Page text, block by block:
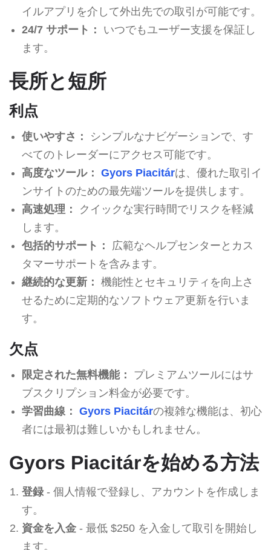
イルアプリを介して外出先での取引が可能です。
24/7 サポート：
いつでもユーザー支援を保証し
ます。
長所と短所
利点
使いやすさ：
シンプルなナビゲーションで、す
べてのトレーダーにアクセス可能です。
高度なツール： Gyors Piacitárは、優れた取引イ
ンサイトのための最先端ツールを提供します。
高速処理：
クイックな実行時間でリスクを軽減
します。
包括的サポート：
広範なヘルプセンターとカス
タマーサポートを含みます。
継続的な更新： 機能性とセキュリティを向上さ
せるために定期的なソフトウェア更新を行いま
す。
欠点
限定された無料機能：
プレミアムツールにはサ
ブスクリプション料金が必要です。
学習曲線： Gyors Piacitárの複雑な機能は、初心
者には最初は難しいかもしれません。
Gyors Piacitárを始める方法
登録- 個人情報で登録し、アカウントを作成しま
す。
資金を入金- 最低 $250 を入金して取引を開始し
ます。